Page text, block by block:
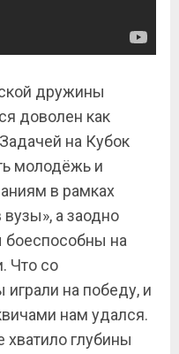
дружины
доволен как
на Кубок
молодёжь и
в рамках
а заодно
боеспособны на
Что со
на победу, и
нам удался.
хватило глубины